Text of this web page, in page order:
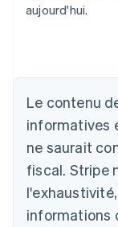
aujourd'hui.
Le contenu
informatives
ne saurait
fiscal. Stripe
informations
Deutsch
English
Autriche
Deutsch English
Belgique
Nederlands
Brésil